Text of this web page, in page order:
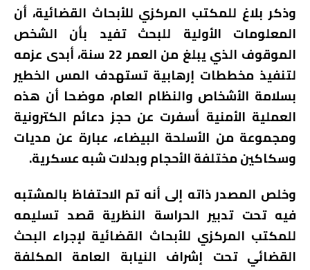
وذكر بلاغ للمكتب المركزي للأبحاث القضائية، أن
المعلومات الأولية للبحث تفيد بأن الشخص
الموقوف الذي يبلغ من العمر 22 سنة، أبدى عزمه
لتنفيذ مخططات إرهابية تستهدف المس الخطير
بسلامة الأشخاص والنظام العام، موضحا أن هذه
العملية الأمنية أسفرت عن حجز دعائم الكترونية
ومجموعة من الأسلحة البيضاء، عبارة عن مديات
وسكاكين مختلفة الأحجام وبدلات شبه عسكرية.
وخلص المصدر ذاته إلى أنه تم الاحتفاظ بالمشتبه
فيه تحت تدبير الحراسة النظرية قصد تسليمه
للمكتب المركزي للأبحاث القضائية لإجراء البحث
القضائي تحت إشراف النيابة العامة المكلفة